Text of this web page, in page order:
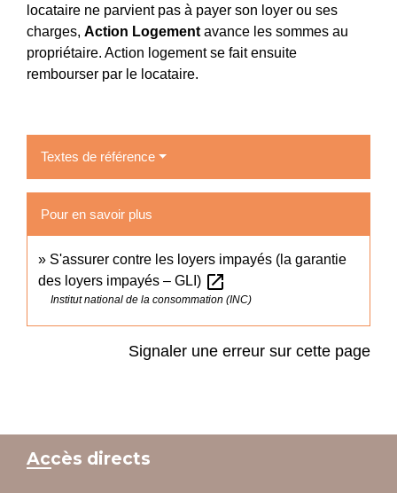
locataire ne parvient pas à payer son loyer ou ses
charges, Action Logement avance les sommes au
propriétaire. Action logement se fait ensuite
rembourser par le locataire.
Textes de référence
Pour en savoir plus
S'assurer contre les loyers impayés (la garantie
des loyers impayés – GLI) open_in_new
Institut national de la consommation (INC)
Signaler une erreur sur cette page
Accès directs